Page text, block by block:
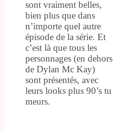
sont vraiment belles,
bien plus que dans
n’importe quel autre
épisode de la série. Et
c’est là que tous les
personnages (en dehors
de Dylan Mc Kay)
sont présentés, avec
leurs looks plus 90’s tu
meurs.